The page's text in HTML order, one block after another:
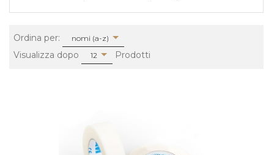
Ordina per: sortnomi (a-z)
Visualizza dopo pop
12 Prodotti